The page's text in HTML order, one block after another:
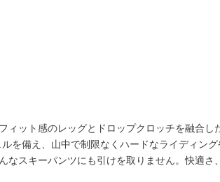
ット感のレッグとドロップクロッチを融合
を備え、山中で制限なくハードなライディン
スキーパンツにも引けを取りません。快適